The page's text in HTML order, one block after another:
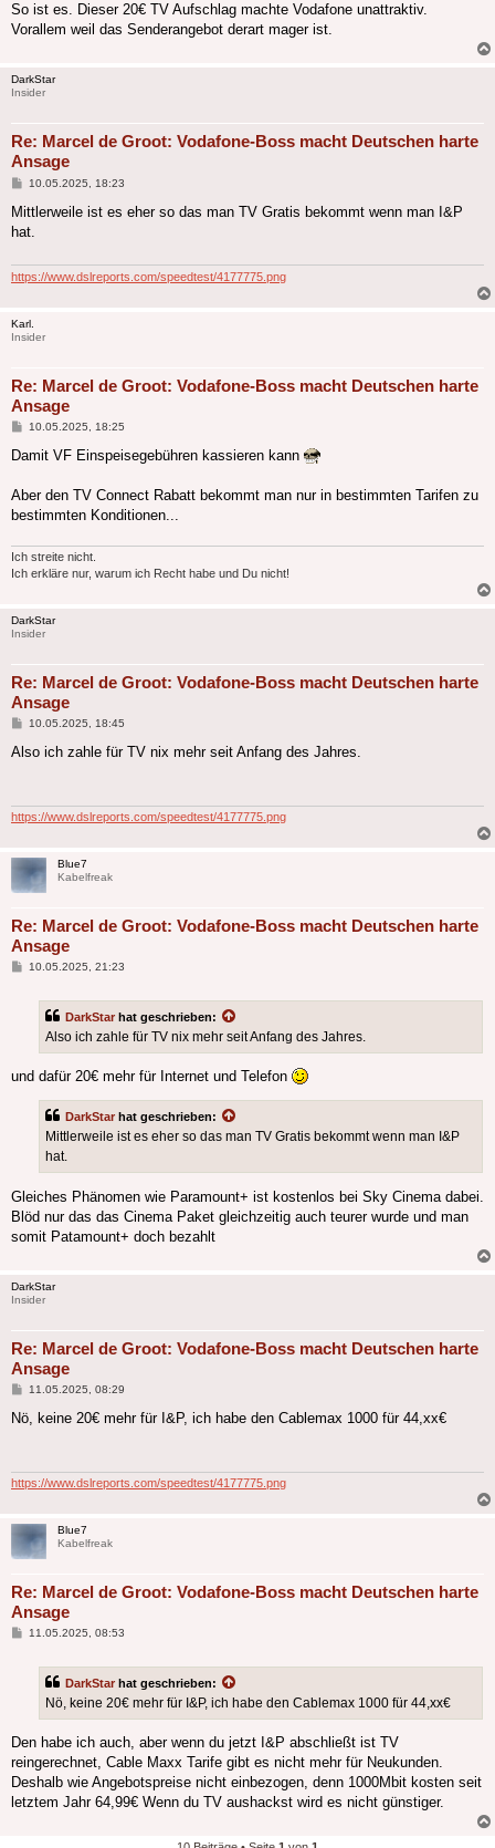
So ist es. Dieser 20€ TV Aufschlag machte Vodafone unattraktiv.
Vorallem weil das Senderangebot derart mager ist.
DarkStar
Insider
Re: Marcel de Groot: Vodafone-Boss macht Deutschen harte
Ansage
Beitrag
10.05.2025, 18:23
Mittlerweile ist es eher so das man TV Gratis bekommt wenn man I&P
hat.
https://www.dslreports.com/speedtest/4177775.png
Karl.
Insider
Re: Marcel de Groot: Vodafone-Boss macht Deutschen harte
Ansage
Beitrag
10.05.2025, 18:25
Damit VF Einspeisegebühren kassieren kann
Aber den TV Connect Rabatt bekommt man nur in bestimmten Tarifen zu
bestimmten Konditionen...
Ich streite nicht.
Ich erkläre nur, warum ich Recht habe und Du nicht!
DarkStar
Insider
Re: Marcel de Groot: Vodafone-Boss macht Deutschen harte
Ansage
Beitrag
10.05.2025, 18:45
Also ich zahle für TV nix mehr seit Anfang des Jahres.
https://www.dslreports.com/speedtest/4177775.png
Blue7
Kabelfreak
Re: Marcel de Groot: Vodafone-Boss macht Deutschen harte
Ansage
Beitrag
10.05.2025, 21:23
DarkStar hat geschrieben:
Also ich zahle für TV nix mehr seit Anfang des Jahres.
und dafür 20€ mehr für Internet und Telefon
DarkStar hat geschrieben:
Mittlerweile ist es eher so das man TV Gratis bekommt wenn man I&P
hat.
Gleiches Phänomen wie Paramount+ ist kostenlos bei Sky Cinema dabei.
Blöd nur das das Cinema Paket gleichzeitig auch teurer wurde und man
somit Patamount+ doch bezahlt
DarkStar
Insider
Re: Marcel de Groot: Vodafone-Boss macht Deutschen harte
Ansage
Beitrag
11.05.2025, 08:29
Nö, keine 20€ mehr für I&P, ich habe den Cablemax 1000 für 44,xx€
https://www.dslreports.com/speedtest/4177775.png
Blue7
Kabelfreak
Re: Marcel de Groot: Vodafone-Boss macht Deutschen harte
Ansage
Beitrag
11.05.2025, 08:53
DarkStar hat geschrieben:
Nö, keine 20€ mehr für I&P, ich habe den Cablemax 1000 für 44,xx€
Den habe ich auch, aber wenn du jetzt I&P abschließt ist TV
reingerechnet, Cable Maxx Tarife gibt es nicht mehr für Neukunden.
Deshalb wie Angebotspreise nicht einbezogen, denn 1000Mbit kosten seit
letztem Jahr 64,99€ Wenn du TV aushackst wird es nicht günstiger.